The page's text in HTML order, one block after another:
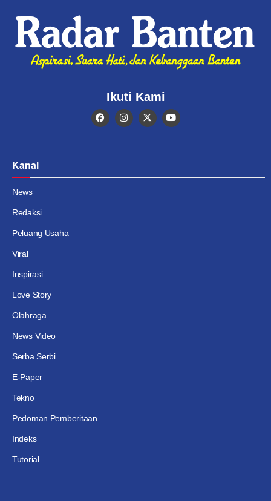
Ikuti Kami
Kanal
News
Redaksi
Peluang Usaha
Viral
Inspirasi
Love Story
Olahraga
News Video
Serba Serbi
E-Paper
Tekno
Pedoman Pemberitaan
Indeks
Tutorial